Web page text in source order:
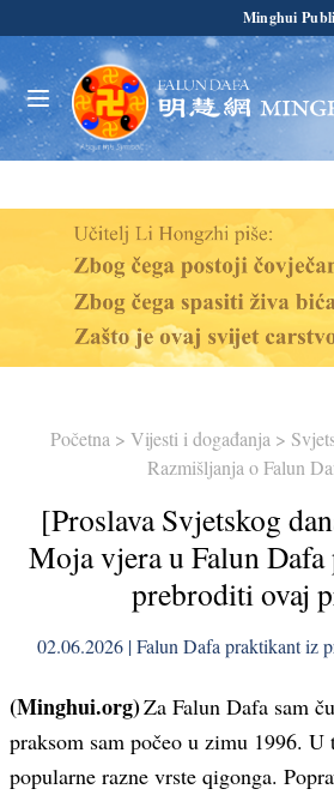
Minghui
Početna > Vijesti i događanja >
Razmišljanja o Falun
[Proslava Svjetskog
Moja vjera u Falun
prebroditi ovaj
02.06.2026 | Falun Dafa praktikant iz
(Minghui.org)Za Falun Dafa sam
praksom sam počeo u zimu 1996.
popularne razne vrste qigonga.